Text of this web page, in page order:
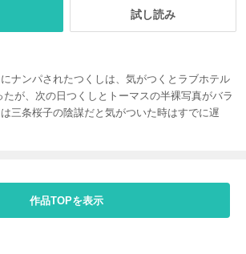
試し読み
ナンパされたつくしは、気がつくとラブホテル
が、次の日つくしとトーマスの半裸写真がバラ
三条桜子の陰謀だと気がついた時はすでに遅
作品TOPを表示